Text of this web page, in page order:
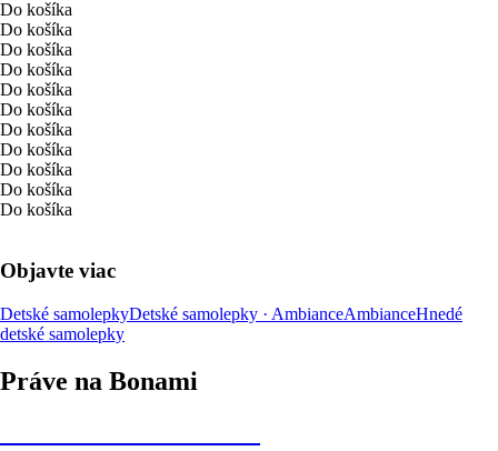
Do košíka
Do košíka
Do košíka
Do košíka
Do košíka
Do košíka
Do košíka
Do košíka
Do košíka
Do košíka
Do košíka
Objavte viac
Detské samolepkyDetské samolepky · AmbianceAmbianceHnedé
detské samolepky
Práve na Bonami